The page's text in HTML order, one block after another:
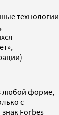
технологии
любой форме,
с
Forbes